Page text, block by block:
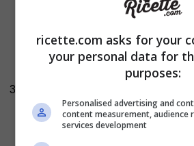
3
Passate i carciofi nella
nell’uovo, quindi friggeteli in
molto caldo per 4 minuti
ricette.com asks for your
your personal data for
purposes:
Personalised advertising and
content measurement, audience
services development